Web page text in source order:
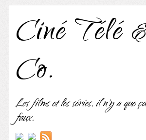
Ciné Télé
Co.
Les films et les séries, il n'y a que
faux.